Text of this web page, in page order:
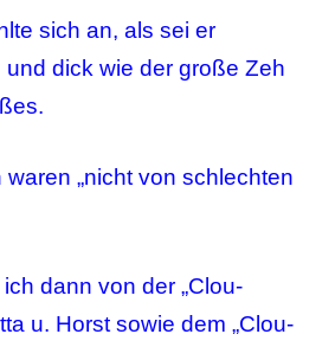
sich an, als sei er
dick wie der große Zeh
„nicht von schlechten
dann von der „Clou-
u. Horst sowie dem „Clou-